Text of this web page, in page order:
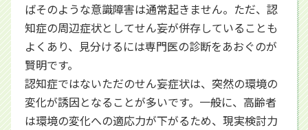
ばそのような意識障害は通常起きません。ただ、認
知症の周辺症状としてせん妄が併存していることも
よくあり、見分けるには専門医の診断をあおぐのが
賢明です。
認知症ではないただのせん妄症状は、突然の環境の
変化が誘因となることが多いです。一般に、高齢者
は環境の変化への適応力が下がるため、現実検討力